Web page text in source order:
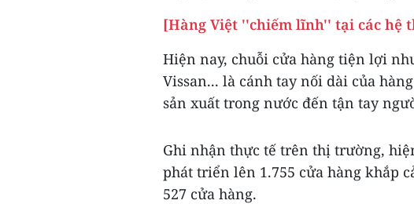
[Hàng Việt ''chiếm lĩnh'' tại các hệ
Hiện nay, chuỗi cửa hàng tiện lợi
Vissan... là cánh tay nối dài của
sản xuất trong nước đến tận tay
Ghi nhận thực tế trên thị trường,
phát triển lên 1.755 cửa hàng khắp
527 cửa hàng.